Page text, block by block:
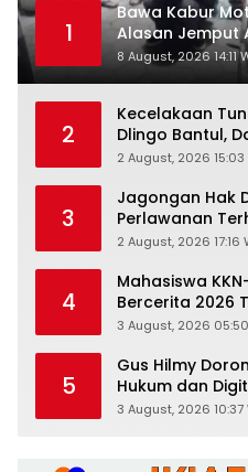
1
Bawa Kabur
Alasan Jemput
Ditangkap Saat
8 August, 2026 14:11
2
Kecelakaan
Dlingo Bantul,
Jurang
2 August, 2026 15:03
3
Jagongan Hak
Perlawanan
Media Digital
2 August, 2026 17:16
4
Mahasiswa
Bercerita 2026
di Sungai Air
3 August, 2026
5
Gus Hilmy
Hukum dan
Meningkatkan
3 August, 2026 10:37